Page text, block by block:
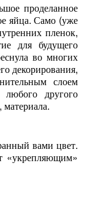
проделанное
яйца. Само (уже
пленок,
для будущего
во многих
декорирования,
слоем
другого
вами цвет.
«укрепляющим»